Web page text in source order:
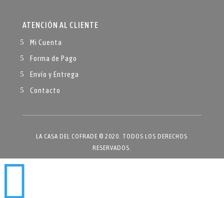
ATENCIÓN AL CLIENTE
Mi Cuenta
Forma de Pago
Envío y Entrega
Contacto
LA CASA DEL COFRADE © 2020. TODOS LOS DERECHOS
RESERVADOS.
